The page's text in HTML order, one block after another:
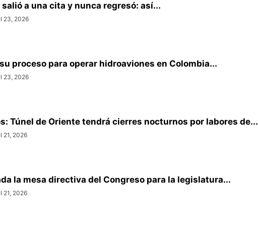
a una cita y nunca regresó: así...
23, 2026
proceso para operar hidroaviones en Colombia...
23, 2026
Túnel de Oriente tendrá cierres nocturnos por labores de...
21, 2026
la mesa directiva del Congreso para la legislatura...
21, 2026